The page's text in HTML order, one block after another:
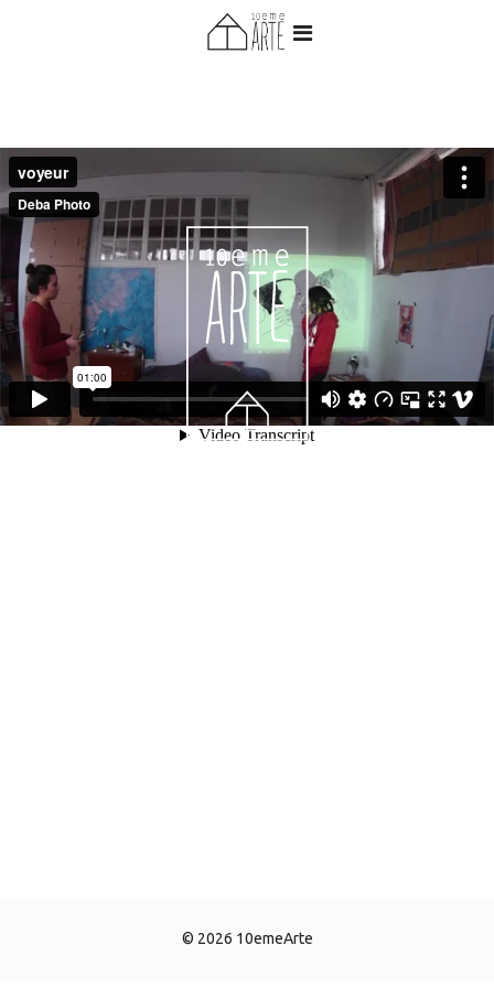
© 2026 10emeArte